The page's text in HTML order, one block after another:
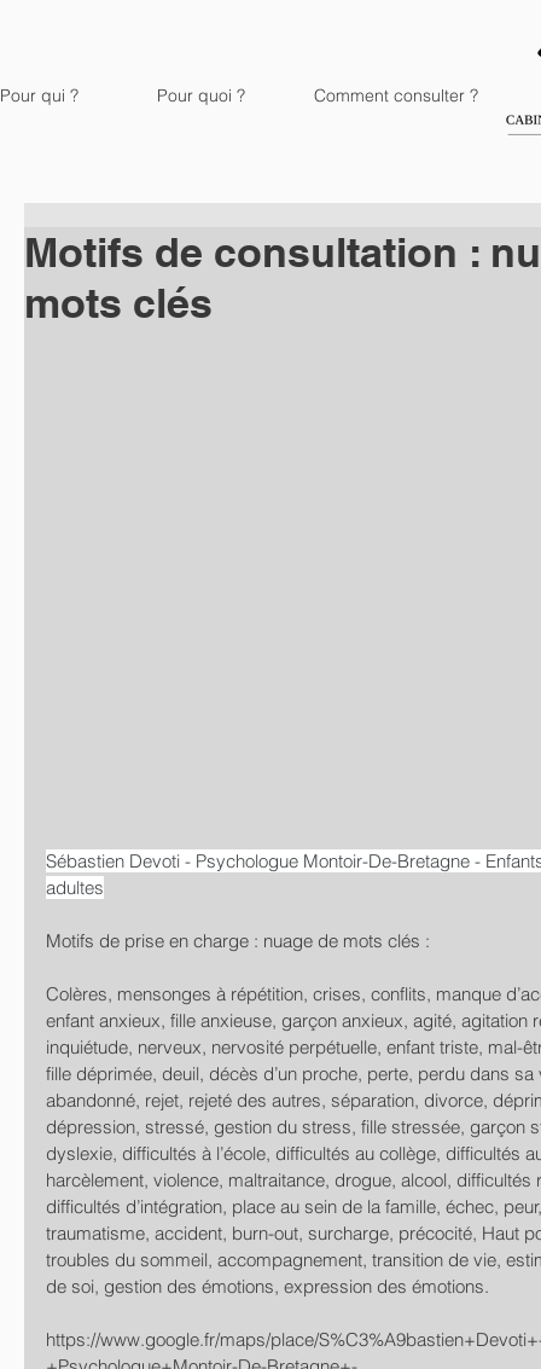
Pour qui ? Pour quoi ? Comment consulter ?
Motifs de consultation :
mots clés
Sébastien Devoti - Psychologue Montoir-De-Bretagne -
adultes
Motifs de prise en charge : nuage de mots clés :
Colères, mensonges à répétition, crises, conflits, manque
enfant anxieux, fille anxieuse, garçon anxieux, agité, agitation
inquiétude, nerveux, nervosité perpétuelle, enfant triste, mal-
fille déprimée, deuil, décès d’un proche, perte, perdu dans
abandonné, rejet, rejeté des autres, séparation, divorce,
dépression, stressé, gestion du stress, fille stressée, garçon
dyslexie, difficultés à l’école, difficultés au collège, difficultés
harcèlement, violence, maltraitance, drogue, alcool, difficultés
difficultés d’intégration, place au sein de la famille, échec,
traumatisme, accident, burn-out, surcharge, précocité, Haut
troubles du sommeil, accompagnement, transition de vie,
de soi, gestion des émotions, expression des émotions.
https://www.google.fr/maps/place/